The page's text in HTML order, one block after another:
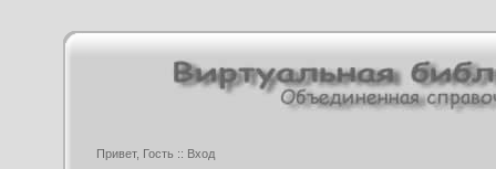
Привет, Гость :: Вход